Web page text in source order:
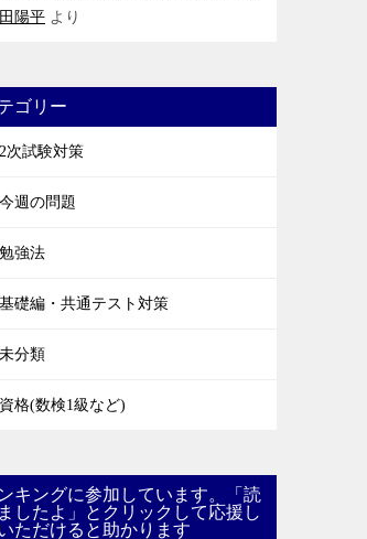
田陽平 より
ゴリー
2次試験対策
今週の問題
勉強法
基礎編・共通テスト対策
未分類
資格(数検1級など)
キングに参加しています。「読
したよ」とクリックして応援し
ただけると助かります